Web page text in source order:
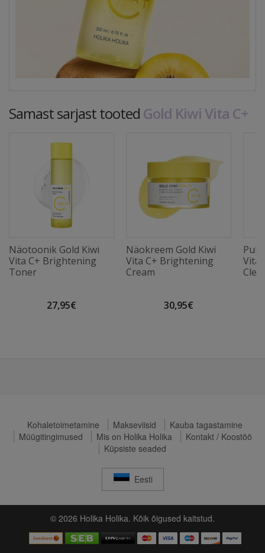
Samast sarjast tooted Gold Kiwi Vita C+
Näotoonik Gold Kiwi
Vita C+ Brightening
Toner
27,95€
Näokreem Gold Kiwi
Vita C+ Brightening
Cream
30,95€
Vita
Kohaletoimetamine Makseviisid
Kauba tagastamine
Müügitingimused
Mis on Holika Holika
Kontakt / Koostöö
Küpsiste seaded
Eesti
© 2026 Holika Holika. Kõik õigused kaitstud.